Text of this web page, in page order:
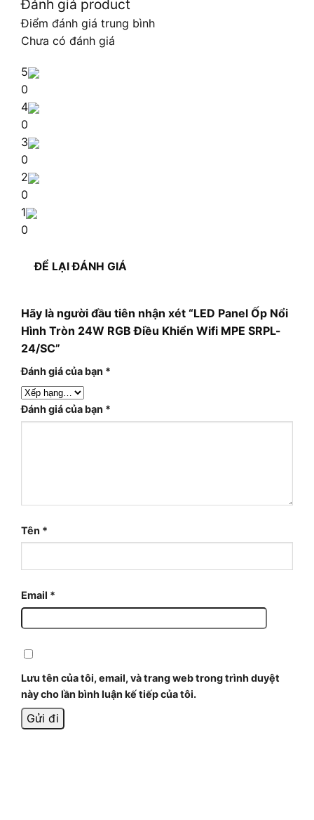
Đánh giá product
Điểm đánh giá trung bình
Chưa có đánh giá
5
0
4
0
3
0
2
0
1
0
ĐỂ LẠI ĐÁNH GIÁ
Hãy là người đầu tiên nhận xét “LED Panel Ốp Nổi
Hình Tròn 24W RGB Điều Khiển Wifi MPE SRPL-
24/SC”
Đánh giá của bạn *
Đánh giá của bạn *
Tên *
Email *
Lưu tên của tôi, email, và trang web trong trình duyệt
này cho lần bình luận kế tiếp của tôi.